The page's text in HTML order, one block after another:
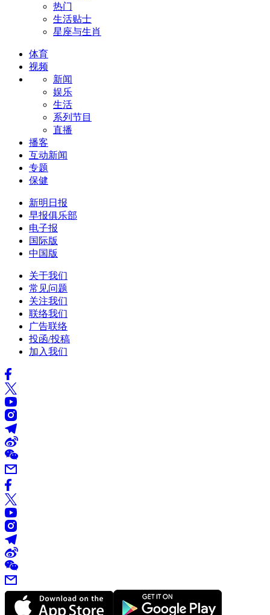
热门
生活贴士
星座与生肖
体育
视频
新闻
娱乐
生活
系列节目
直播
播客
互动新闻
专题
保健
新明日报
早报俱乐部
电子报
国际版
中国版
关于我们
常见问题
关注我们
联络我们
广告联络
投函/投稿
加入我们